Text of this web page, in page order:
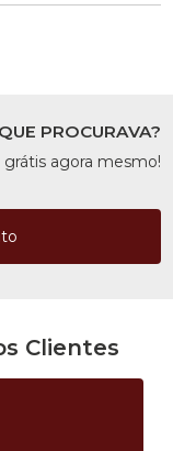
PROCURAVA?
agora mesmo!
Clientes